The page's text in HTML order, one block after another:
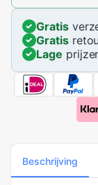
Gratis
Gratis
Lage
Beschrijving